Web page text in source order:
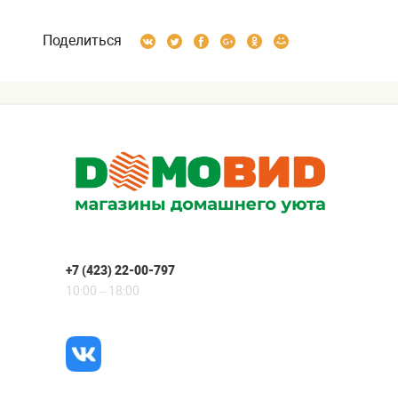
Поделиться
+7 (423) 22-00-797
10:00 – 18:00